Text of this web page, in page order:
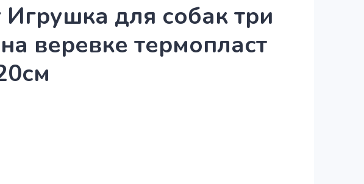
Игрушка для собак три
веревке термопласт